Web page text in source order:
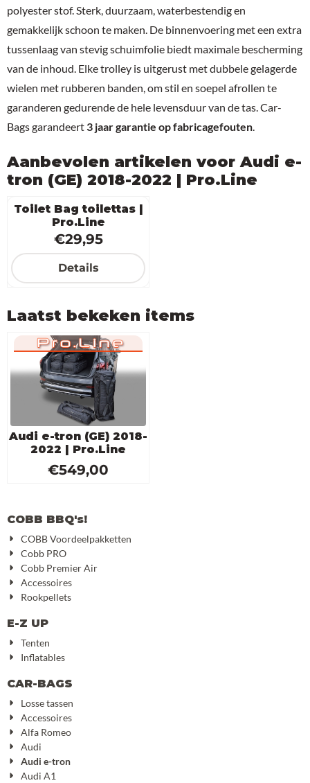
polyester stof. Sterk, duurzaam, waterbestendig en
gemakkelijk schoon te maken. De binnenvoering met een extra
tussenlaag van stevig schuimfolie biedt maximale bescherming
van de inhoud. Elke trolley is uitgerust met dubbele gelagerde
wielen met rubberen banden, om stil en soepel afrollen te
garanderen gedurende de hele levensduur van de tas. Car-
Bags garandeert 3 jaar garantie op fabricagefouten.
Aanbevolen artikelen voorAudi e-
tron (GE) 2018-2022 | Pro.Line
Toilet Bag toilettas |
Pro.Line
Prijs: 29,95
€29,95
Details
Laatst bekeken items
Audi e-tron (GE) 2018-
2022 | Pro.Line
€549,00
COBB BBQ's!
COBB Voordeelpakketten
Cobb PRO
Cobb Premier Air
Accessoires
Rookpellets
E-Z UP
Tenten
Inflatables
CAR-BAGS
Losse tassen
Accessoires
Alfa Romeo
Audi
Audi e-tron
Audi A1